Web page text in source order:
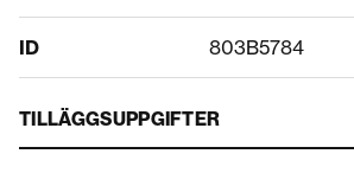
ID 803B5784
TILLÄGGSUPPGIFTER